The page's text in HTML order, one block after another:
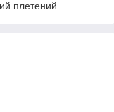
плетений.